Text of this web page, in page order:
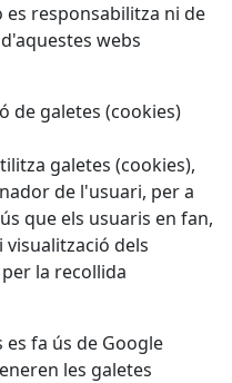
es responsabilitza ni de
webs
de galetes (cookies)
galetes (cookies),
de l'usuari, per a
que els usuaris en fan,
dels
la recollida
fa ús de Google
les galetes